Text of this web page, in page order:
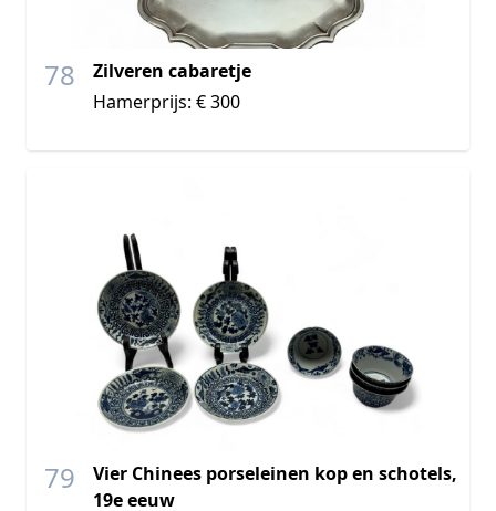
78
Zilveren cabaretje
Hamerprijs: € 300
79
Vier Chinees porseleinen kop en schotels,
19e eeuw